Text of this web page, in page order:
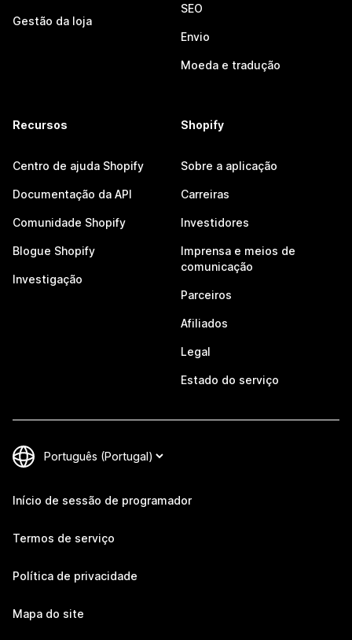
Gestão da loja
SEO
Envio
Moeda e tradução
Recursos
Centro de ajuda Shopify
Documentação da API
Comunidade Shopify
Blogue Shopify
Investigação
Shopify
Sobre a aplicação
Carreiras
Investidores
Imprensa e meios de
comunicação
Parceiros
Afiliados
Legal
Estado do serviço
Início de sessão de programador
Termos de serviço
Política de privacidade
Mapa do site